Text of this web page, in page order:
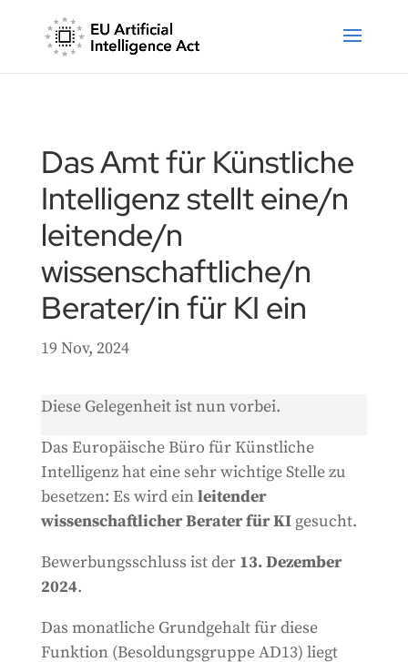
Das Amt für Künstliche
Intelligenz stellt eine/n
leitende/n
wissenschaftliche/n
Berater/in für KI ein
19 Nov, 2024
Diese Gelegenheit ist nun vorbei.
Das Europäische Büro für Künstliche
Intelligenz hat eine sehr wichtige Stelle zu
besetzen: Es wird einleitender
wissenschaftlicher Berater für KIgesucht.
Bewerbungsschluss ist der 13. Dezember
2024.
Das monatliche Grundgehalt für diese
Funktion (Besoldungsgruppe AD13) liegt